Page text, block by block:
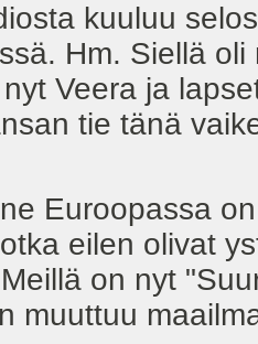
kuuluu
Hm. Siellä
Veera ja
tie tänä
Euroopassa
eilen olivat
on nyt
muuttuu